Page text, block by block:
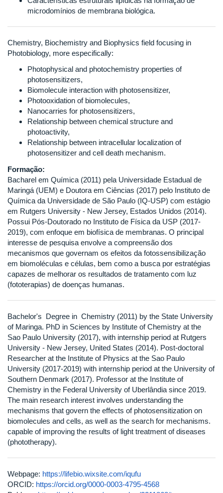
microdomínios de membrana biológica.
Chemistry, Biochemistry and Biophysics field focusing in
Photobiology, more especifically:
Photophysical and photochemistry properties of
photosensitizers,
Biomolecule interaction with photosensitizer,
Photooxidation of biomolecules,
Nanocarries for photosensitizers,
Relationship between chemical structure and
photoactivity,
Relationship between intracellular localization of
photosensitizer and cell death mechanism.
Formação:
Bacharel em Química (2011) pela Universidade Estadual de
Maringá (UEM) e Doutora em Ciências (2017) pelo Instituto de
Química da Universidade de São Paulo (IQ-USP) com estágio
em Rutgers University - New Jersey, Estados Unidos (2014).
Possui Pós-Doutorado no Instituto de Física da USP (2017-
2019), com enfoque em biofísica de membranas. O principal
interesse de pesquisa envolve a compreensão dos
mecanismos que governam os efeitos da fotossensibilização
em biomoléculas e células, bem como a busca por estratégias
capazes de melhorar os resultados de tratamento com luz
(fototerapias) de doenças humanas.
Bachelor's Degree in Chemistry (2011) by the State University
of Maringa. PhD in Sciences by Institute of Chemistry at the
Sao Paulo University (2017), with internship period at Rutgers
University - New Jersey, United States (2014). Post-doctoral
Researcher at the Institute of Physics at the Sao Paulo
University (2017-2019) with internship period at the University of
Southern Denmark (2017). Professor at the Institute of
Chemistry in the Federal University of Uberlândia since 2019.
The main research interest involves understanding the
mechanisms that govern the effects of photosensitization on
biomolecules and cells, as well as the search for mechanisms.
capable of improving the results of light treatment of diseases
(phototherapy).
Webpage: https://lifebio.wixsite.com/iqufu
ORCID: https://orcid.org/0000-0003-4795-4568